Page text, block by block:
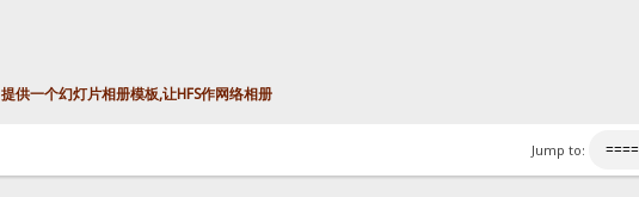
提供一个幻灯片相册模板,让HFS作网络相册
Jump to: